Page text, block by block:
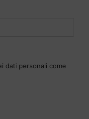
dati personali come